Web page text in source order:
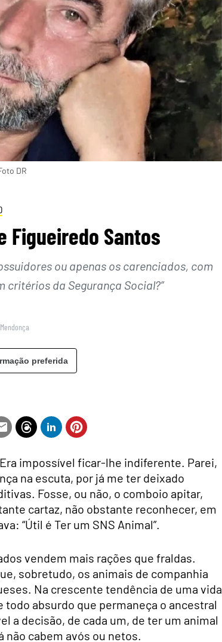
DR
Figueiredo Santos
ou apenas os carenciados, com
critérios da Segurança Social?”
preferida
impossível ficar-lhe indiferente. Parei,
na escuta, por já me ter deixado
Fosse, ou não, o comboio apitar,
cartaz, não obstante reconhecer, em
“Útil é Ter um SNS Animal”.
vendem mais rações que fraldas.
sobretudo, os animais de companhia
Na crescente tendência de uma vida
todo absurdo que permaneça o ancestral
a decisão, de cada um, de ter um animal
cabem avós ou netos.